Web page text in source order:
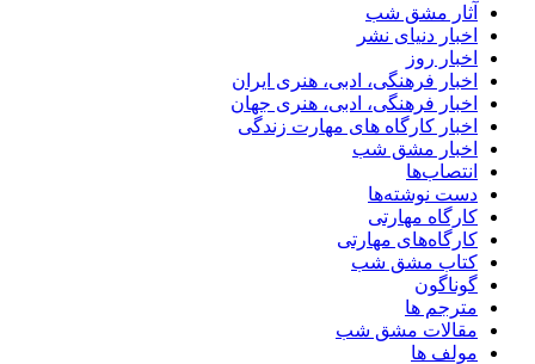
آثار مشق شب
اخبار دنیای نشر
اخبار روز
اخبار فرهنگی، ادبی، هنری ایران
اخبار فرهنگی، ادبی، هنری جهان
اخبار کارگاه های مهارت زندگی
اخبار مشق شب
انتصاب‌ها
دست نوشته‌ها
کارگاه مهارتی
کارگاه‌های مهارتی
کتاب مشق شب
گوناگون
مترجم ها
مقالات مشق شب
مولف ها